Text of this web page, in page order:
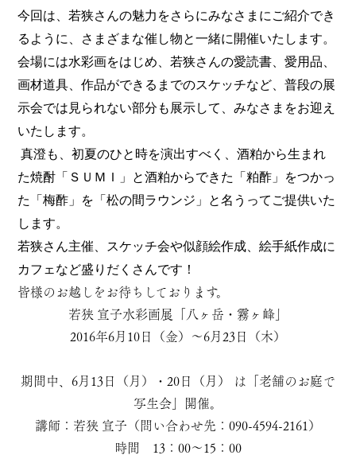
今回は、若狭さんの魅力をさらにみなさまにご紹介でき
るように、さまざまな催し物と一緒に開催いたします。
会場には水彩画をはじめ、若狭さんの愛読書、愛用品、
画材道具、作品ができるまでのスケッチなど、普段の展
示会では見られない部分も展示して、みなさまをお迎え
いたします。
真澄も、初夏のひと時を演出すべく、酒粕から生まれ
た焼酎「ＳＵＭＩ」と酒粕からできた「粕酢」をつかっ
た「梅酢」を「松の間ラウンジ」と名うってご提供いた
します。
若狭さん主催、スケッチ会や似顔絵作成、絵手紙作成に
カフェなど盛りだくさんです！
皆様のお越しをお待ちしております。
若狭 宣子水彩画展「八ヶ岳・霧ヶ峰」
2016年6月10日（金）～6月23日（木）
期間中、6月13日（月）・20日（月） は「老舗のお庭で
写生会」開催。
講師：若狭 宣子（問い合わせ先：090-4594-2161）
時間 13：00～15：00